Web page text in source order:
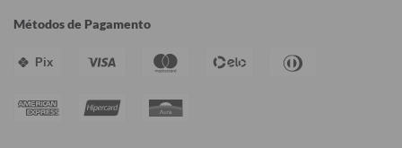
Métodos de Pagamento
Pix